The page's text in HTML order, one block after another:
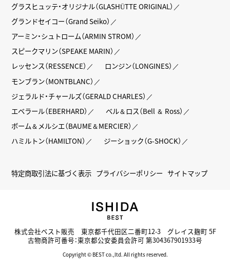
グラスヒュッテ・オリジナル（GLASHÜTTE ORIGINAL）
グランドセイコー（Grand Seiko）
アーミン・シュトローム（ARMIN STROM）
スピークマリン（SPEAKE MARIN）
レッセンス（RESSENCE）
ロンジン（LONGINES）
モンブラン（MONTBLANC）
ジェラルド・チャールズ（GERALD CHARLES）
エベラール（EBERHARD）
ベル＆ロス（Bell ＆ Ross）
ボーム＆メルシエ（BAUME＆MERCIER）
ハミルトン（HAMILTON）
ジーショック（G-SHOCK）
特定商取引法に基づく表示 プライバシーポリシー サイトマップ
株式会社ベスト販売 東京都千代田区二番町12-3 グレイス麹町 5F
古物商許可番号：東京都公安委員会許可 第304367901933号
Copyright © BEST co.,ltd. All rights reserved.